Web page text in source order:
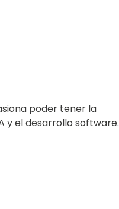
poder tener la
y el desarrollo software.